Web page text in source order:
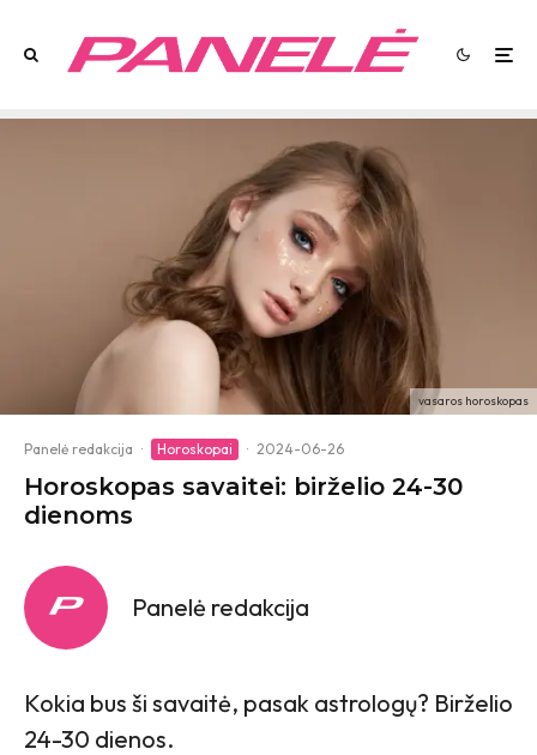
vasaros horoskopas
Panelė redakcija · Horoskopai · 2024-06-26
Horoskopas savaitei: birželio 24-30
dienoms
Panelė redakcija
Kokia bus ši savaitė, pasak astrologų? Birželio
24-30 dienos.